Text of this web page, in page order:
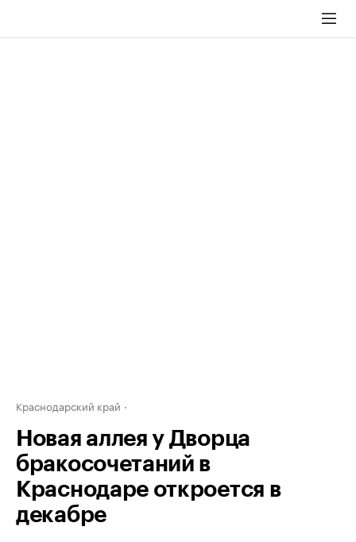
Краснодарский край
Новая аллея у Дворца
бракосочетаний в
Краснодаре откроется в
декабре